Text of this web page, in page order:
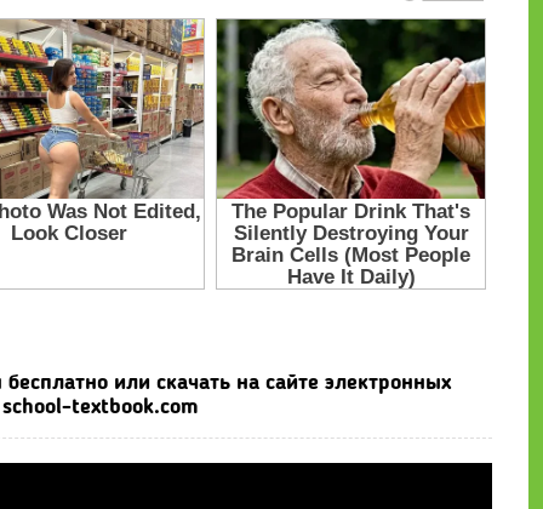
или скачать на сайте электронных
textbook.com